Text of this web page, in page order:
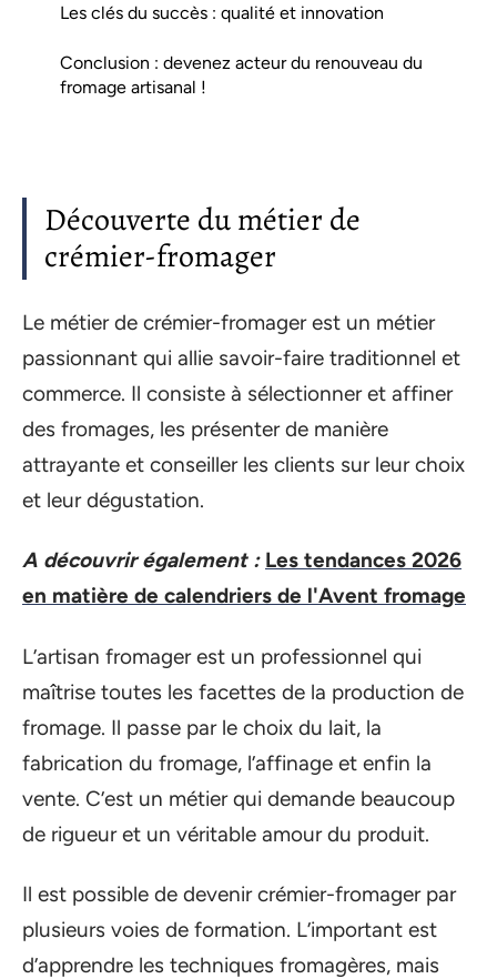
Les clés du succès : qualité et innovation
Conclusion : devenez acteur du renouveau du
fromage artisanal !
Découverte du métier de
crémier-fromager
Le métier de crémier-fromager est un métier
passionnant qui allie savoir-faire traditionnel et
commerce. Il consiste à sélectionner et affiner
des fromages, les présenter de manière
attrayante et conseiller les clients sur leur choix
et leur dégustation.
A découvrir également : Les tendances 2026
en matière de calendriers de l'Avent fromage
L’artisan fromager est un professionnel qui
maîtrise toutes les facettes de la production de
fromage. Il passe par le choix du lait, la
fabrication du fromage, l’affinage et enfin la
vente. C’est un métier qui demande beaucoup
de rigueur et un véritable amour du produit.
Il est possible de devenir crémier-fromager par
plusieurs voies de formation. L’important est
d’apprendre les techniques fromagères, mais